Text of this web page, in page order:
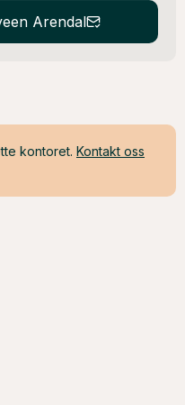
Arendal
kontoret. Kontakt oss